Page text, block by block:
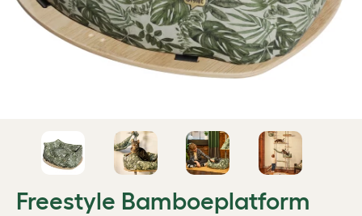
Freestyle Bamboeplatform